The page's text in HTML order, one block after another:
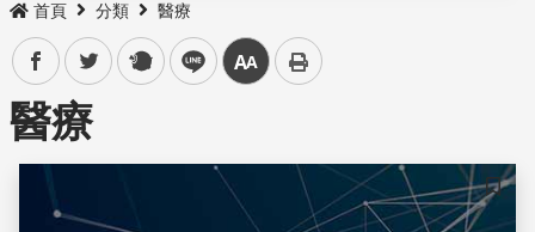
首頁 分類 醫療
facebooktwitter plurk line 中
醫療
儲存